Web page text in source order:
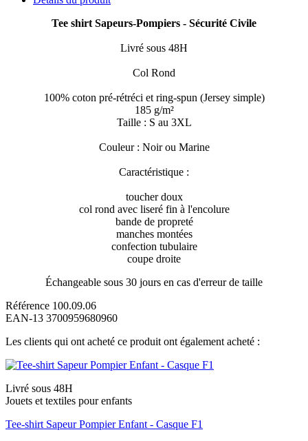
Tee shirt Sapeurs-Pompiers - Sécurité Civile
Livré sous 48H
Col Rond
100% coton pré-rétréci et ring-spun (Jersey simple)
185 g/m²
Taille : S au 3XL
Couleur : Noir ou Marine
Caractéristique :
toucher doux
col rond avec liseré fin à l'encolure
bande de propreté
manches montées
confection tubulaire
coupe droite
Échangeable sous 30 jours en cas d'erreur de taille
Référence 100.09.06
EAN-13 3700959680960
Les clients qui ont acheté ce produit ont également acheté :
Livré sous 48H
Jouets et textiles pour enfants
Tee-shirt Sapeur Pompier Enfant - Casque F1